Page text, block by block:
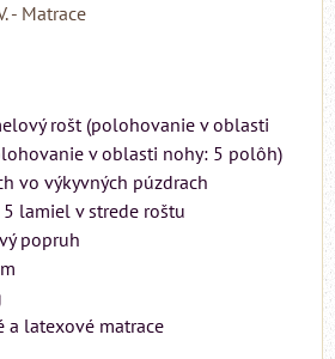
- Matrace
rošt (polohovanie v oblasti
v oblasti nohy: 5 polôh)
vo výkyvných púzdrach
lamiel v strede roštu
popruh
a latexové matrace